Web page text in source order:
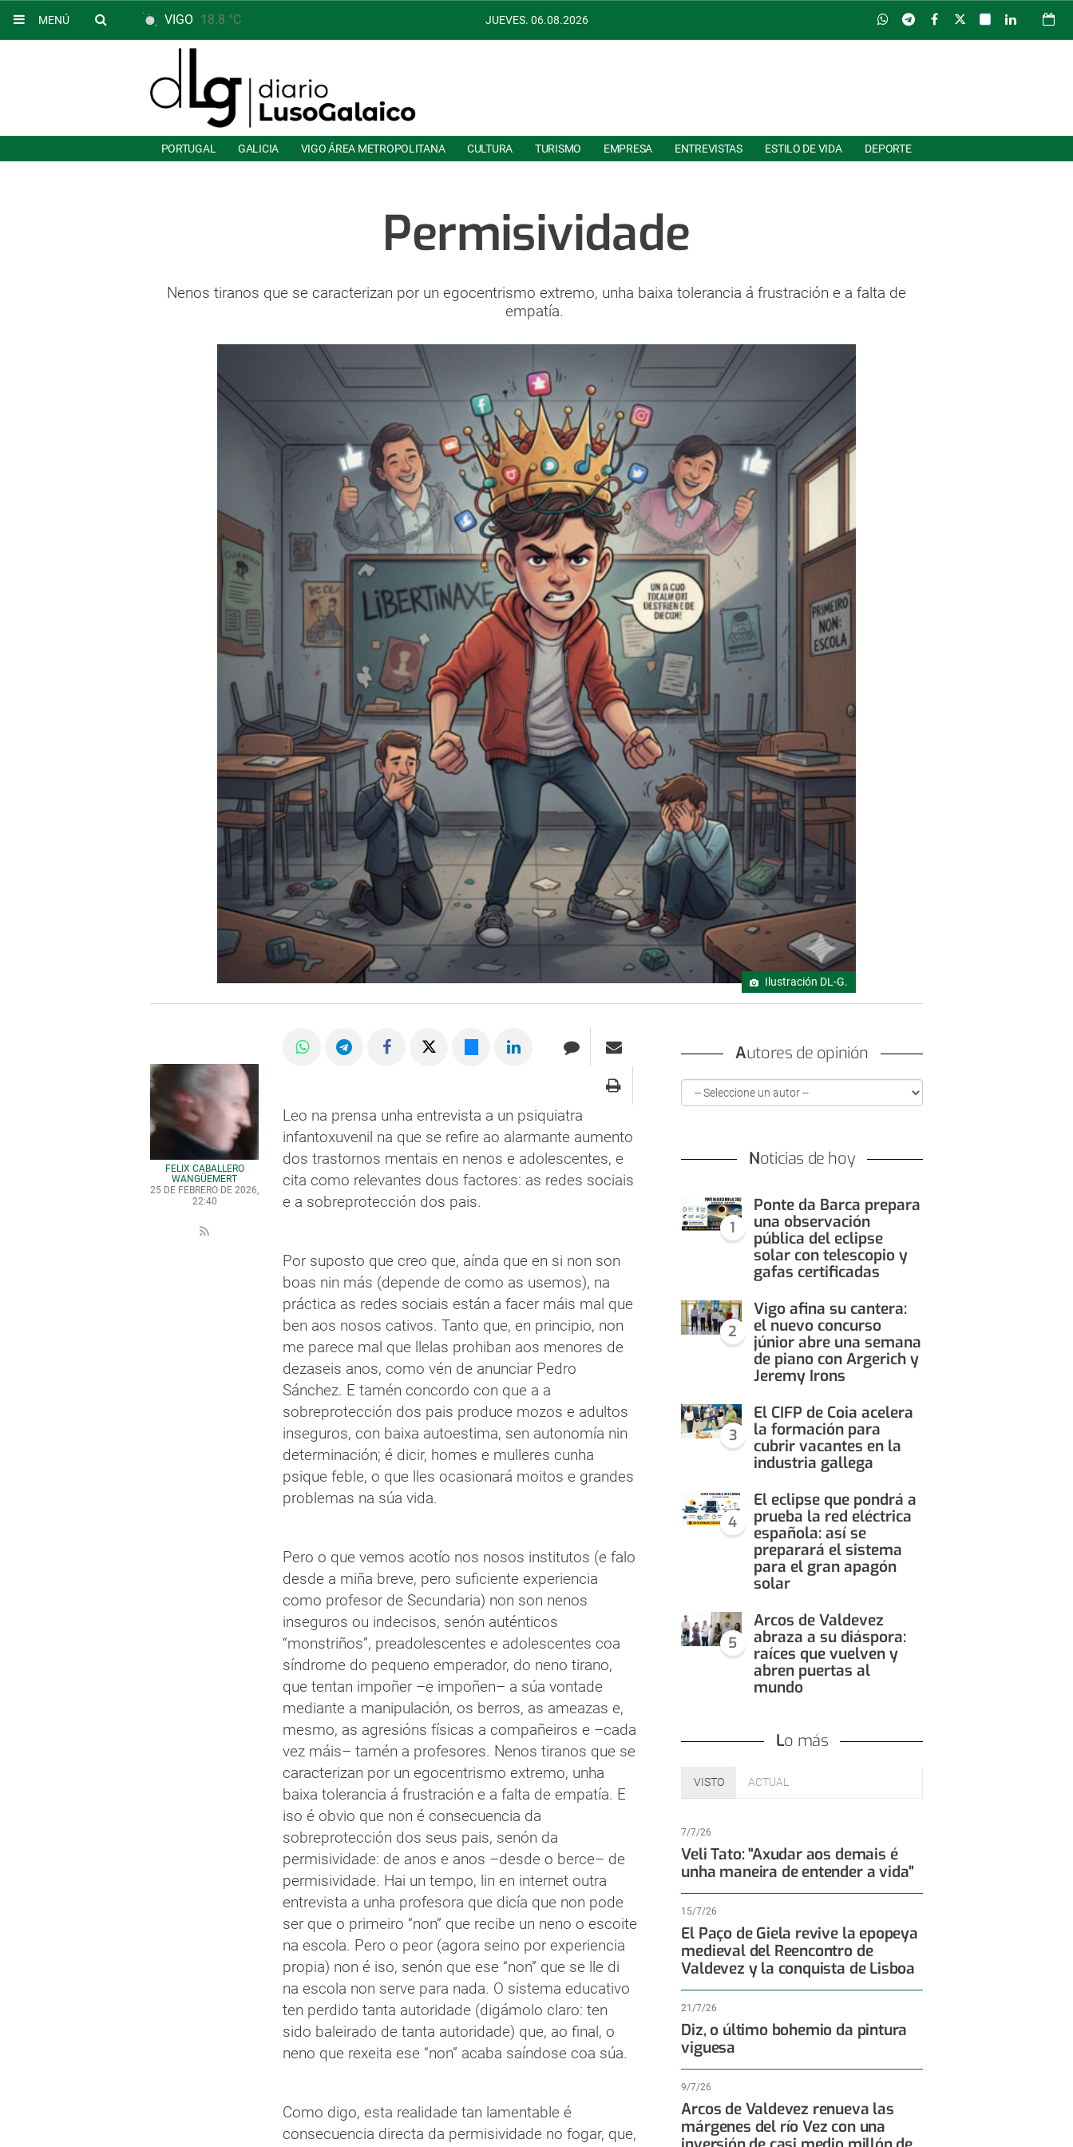
MENÚ VIGO 18.8 °C JUEVES. 06.08.2026
PORTUGAL GALICIA VIGO ÁREA METROPOLITANA CULTURA TURISMO EMPRESA ENTREVISTAS ESTILO DE VIDA DEPORTE
Permisividade
Nenos tiranos que se caracterizan por un egocentrismo extremo, unha baixa tolerancia á frustración e a falta de
empatía.
Ilustración DL-G.
FÉLIX CABALLERO
WANGÜEMERT
25 DE FEBRERO DE 2026,
22:40
Leo na prensa unha entrevista a un psiquiatra
infantoxuvenil na que se refire ao alarmante aumento
dos trastornos mentais en nenos e adolescentes, e
cita como relevantes dous factores: as redes sociais
e a sobreprotección dos pais.
Por suposto que creo que, aínda que en si non son
boas nin más (depende de como as usemos), na
práctica as redes sociais están a facer máis mal que
ben aos nosos cativos. Tanto que, en principio, non
me parece mal que llelas prohiban aos menores de
dezaseis anos, como vén de anunciar Pedro
Sánchez. E tamén concordo con que a a
sobreprotección dos pais produce mozos e adultos
inseguros, con baixa autoestima, sen autonomía nin
determinación; é dicir, homes e mulleres cunha
psique feble, o que lles ocasionará moitos e grandes
problemas na súa vida.
Pero o que vemos acotío nos nosos institutos (e falo
desde a miña breve, pero suficiente experiencia
como profesor de Secundaria) non son nenos
inseguros ou indecisos, senón auténticos
“monstriños”, preadolescentes e adolescentes coa
síndrome do pequeno emperador, do neno tirano,
que tentan impoñer –e impoñen– a súa vontade
mediante a manipulación, os berros, as ameazas e,
mesmo, as agresións físicas a compañeiros e –cada
vez máis– tamén a profesores. Nenos tiranos que se
caracterizan por un egocentrismo extremo, unha
baixa tolerancia á frustración e a falta de empatía. E
iso é obvio que non é consecuencia da
sobreprotección dos seus pais, senón da
permisividade: de anos e anos –desde o berce– de
permisividade. Hai un tempo, lin en internet outra
entrevista a unha profesora que dicía que non pode
ser que o primeiro “non” que recibe un neno o escoite
na escola. Pero o peor (agora seino por experiencia
propia) non é iso, senón que ese “non” que se lle di
na escola non serve para nada. O sistema educativo
ten perdido tanta autoridade (digámolo claro: ten
sido baleirado de tanta autoridade) que, ao final, o
neno que rexeita ese “non” acaba saíndose coa súa.
Como digo, esta realidade tan lamentable é
consecuencia directa da permisividade no fogar, que,
Autores de opinión
Noticias de hoy
1
Ponte da Barca prepara
una observación
pública del eclipse
solar con telescopio y
gafas certificadas
2
Vigo afina su cantera:
el nuevo concurso
júnior abre una semana
de piano con Argerich y
Jeremy Irons
3
El CIFP de Coia acelera
la formación para
cubrir vacantes en la
industria gallega
4
El eclipse que pondrá a
prueba la red eléctrica
española: así se
preparará el sistema
para el gran apagón
solar
5
Arcos de Valdevez
abraza a su diáspora:
raíces que vuelven y
abren puertas al
mundo
Lo más
VISTO ACTUAL
7/7/26
Veli Tato: "Axudar aos demais é
unha maneira de entender a vida"
15/7/26
El Paço de Giela revive la epopeya
medieval del Reencontro de
Valdevez y la conquista de Lisboa
21/7/26
Diz, o último bohemio da pintura
viguesa
9/7/26
Arcos de Valdevez renueva las
márgenes del río Vez con una